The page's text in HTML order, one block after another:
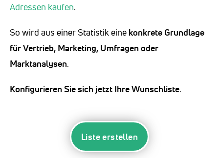
Adressen kaufen.
So wird aus einer Statistik eine konkrete Grundlage
für Vertrieb, Marketing, Umfragen oder
Marktanalysen.
Konfigurieren Sie sich jetzt Ihre Wunschliste.
Liste erstellen